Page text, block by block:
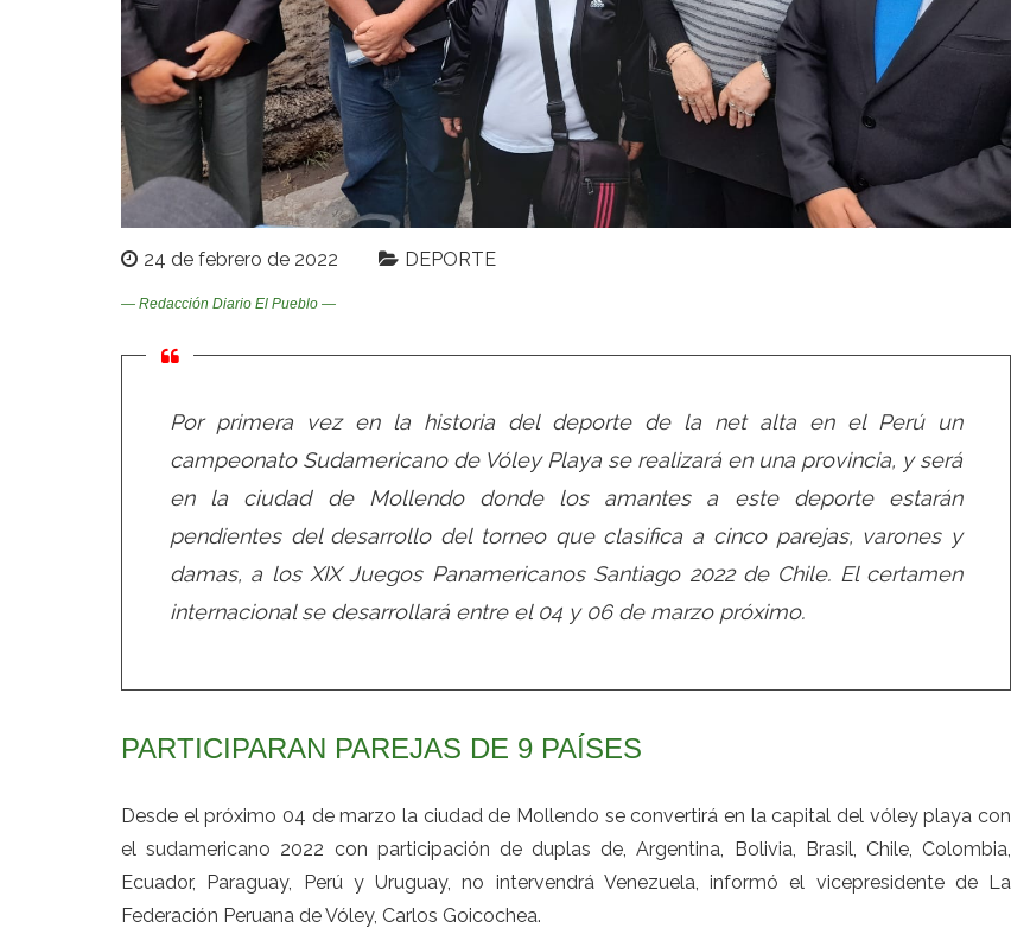
24 de febrero de 2022 DEPORTE
— Redacción Diario El Pueblo —
Por primera vez en la historia del deporte de la net alta en el Perú un
campeonato Sudamericano de Vóley Playa se realizará en una provincia, y será
en la ciudad de Mollendo donde los amantes a este deporte estarán
pendientes del desarrollo del torneo que clasifica a cinco parejas, varones y
damas, a los XIX Juegos Panamericanos Santiago 2022 de Chile. El certamen
internacional se desarrollará entre el 04 y 06 de marzo próximo.
PARTICIPARAN PAREJAS DE 9 PAÍSES
Desde el próximo 04 de marzo la ciudad de Mollendo se convertirá en la capital del vóley playa con
el sudamericano 2022 con participación de duplas de, Argentina, Bolivia, Brasil, Chile, Colombia,
Ecuador, Paraguay, Perú y Uruguay, no intervendrá Venezuela, informó el vicepresidente de La
Federación Peruana de Vóley, Carlos Goicochea.